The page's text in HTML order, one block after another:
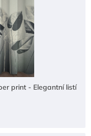
print - Elegantní listí